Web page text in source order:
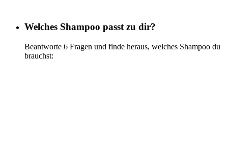
Welches Shampoo passt zu dir?
Beantworte 6 Fragen und finde heraus, welches Shampoo du
brauchst: